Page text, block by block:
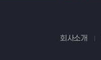
회사소개